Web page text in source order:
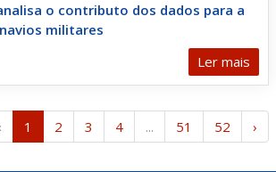
o contributo dos dados para a
militares
Ler mais
1 2 3 4 ... 51 52 ›